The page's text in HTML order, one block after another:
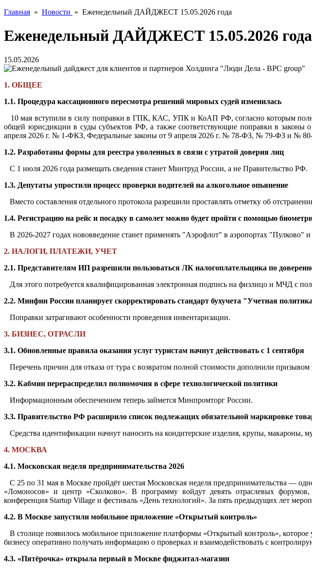
Главная » Новости » Еженедельный ДАЙДЖЕСТ 15.05.2026 года
Еженедельный ДАЙДЖЕСТ 15.05.2026 года
15.05.2026
1. ОБЩЕЕ
1.1. Процедура кассационного пересмотра решений мировых судей изменилась
10 мая вступили в силу поправки в ГПК, КАС, УПК и КоАП РФ, согласно которым
общей юрисдикции в суды субъектов РФ, а также соответствующие поправки в
апреля 2026 г. № 1-ФКЗ, Федеральные законы от 9 апреля 2026 г. № 78-ФЗ, № 79-ФЗ и №
1.2. Разработаны формы для реестра уволенных в связи с утратой доверия лиц
С 1 июля 2026 года размещать сведения станет Минтруд России, а не Правительство РФ.
1.3. Депутаты упростили процесс проверки водителей на алкогольное опьянение
Вместо составления отдельного протокола разрешили проставлять отметку об
1.4. Регистрацию на рейс и посадку в самолет можно будет пройти с помощью
В 2026-2027 годах нововведение станет применять "Аэрофлот" в аэропортах
2. НАЛОГИ, ПЛАТЕЖИ, УЧЕТ
2.1. Представителям ИП разрешили пользоваться ЛК налогоплательщика по
Для этого потребуется квалифицированная электронная подпись на физлицо и МЧД с
2.2. Минфин России планирует скорректировать стандарт бухучета "Учетная
Поправки затрагивают особенности проведения инвентаризации.
3. БИЗНЕС, ОТРАСЛИ
3.1. Обновленные правила оказания услуг туристам начнут действовать с 1 сентября
Перечень причин для отказа от тура с возвратом полной стоимости дополнили
3.2. Кабмин перераспределил полномочия в сфере технологической политики
Информационным обеспечением теперь займется Минпромторг России.
3.3. Правительство РФ расширило список подлежащих обязательной маркировке
Средства идентификации начнут наносить на кондитерские изделия, крупы, макароны,
4. МОСКВА
4.1. Московская неделя предпринимательства 2026
С 25 по 31 мая в Москве пройдёт шестая Московская неделя предпринимательства —
«Ломоносов» и центр «Сколково». В программу войдут девять отраслевых
конференция Startup Village и фестиваль «День технологий». За пять предыдущих лет
4.2. В Москве запустили мобильное приложение «Открытый контроль»
В столице появилось мобильное приложение платформы «Открытый контроль»,
бизнесу оперативно получать информацию о проверках и взаимодействовать с
4.3. «Пятёрочка» открыла первый в Москве фиджитал-магазин